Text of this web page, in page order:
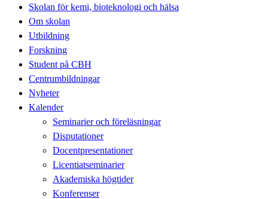
Skolan för kemi, bioteknologi och hälsa
Om skolan
Utbildning
Forskning
Student på CBH
Centrumbildningar
Nyheter
Kalender
Seminarier och föreläsningar
Disputationer
Docentpresentationer
Licentiatseminarier
Akademiska högtider
Konferenser